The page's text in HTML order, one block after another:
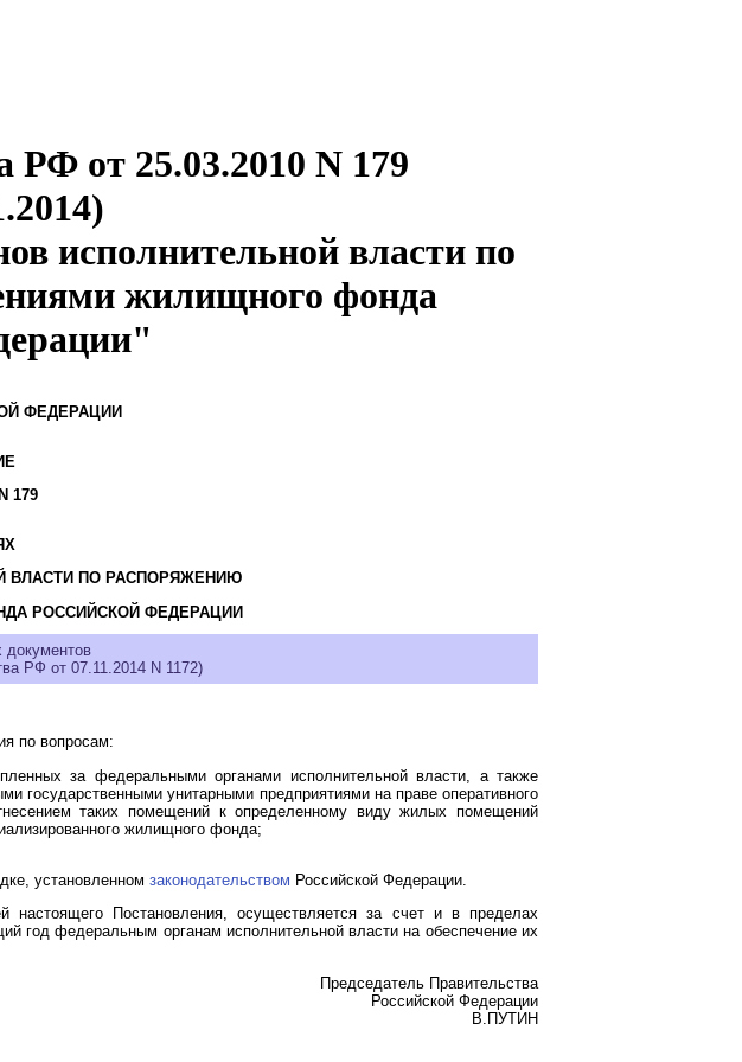
РФ от 25.03.2010 N 179
исполнительной власти по
жилищного фонда
ФЕДЕРАЦИИ
179
ВЛАСТИ ПО РАСПОРЯЖЕНИЮ
РОССИЙСКОЙ ФЕДЕРАЦИИ
РФ от 07.11.2014 N 1172)
по вопросам:
за федеральными органами исполнительной власти, а также
унитарными предприятиями на праве оперативного
таких помещений к определенному виду жилых помещений
жилищного фонда;
установленном законодательством Российской Федерации.
настоящего Постановления, осуществляется за счет и в пределах
год федеральным органам исполнительной власти на обеспечение их
Председатель Правительства
Российской Федерации
В.ПУТИН